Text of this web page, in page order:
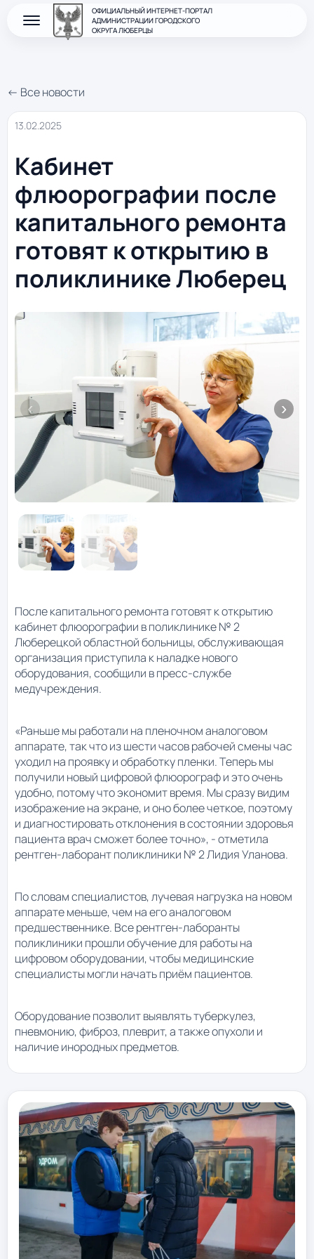
ОФИЦИАЛЬНЫЙ ИНТЕРНЕТ-ПОРТАЛ
АДМИНИСТРАЦИИ ГОРОДСКОГО
ОКРУГА ЛЮБЕРЦЫ
← Все новости
13.02.2025
Кабинет
флюорографии после
капитального ремонта
готовят к открытию в
поликлинике Люберец
После капитального ремонта готовят к открытию
кабинет флюорографии в поликлинике № 2
Люберецкой областной больницы, обслуживающая
организация приступила к наладке нового
оборудования, сообщили в пресс-службе
медучреждения.
«Раньше мы работали на пленочном аналоговом
аппарате, так что из шести часов рабочей смены час
уходил на проявку и обработку пленки. Теперь мы
получили новый цифровой флюорограф и это очень
удобно, потому что экономит время. Мы сразу видим
изображение на экране, и оно более четкое, поэтому
и диагностировать отклонения в состоянии здоровья
пациента врач сможет более точно», - отметила
рентген-лаборант поликлиники № 2 Лидия Уланова.
По словам специалистов, лучевая нагрузка на новом
аппарате меньше, чем на его аналоговом
предшественнике. Все рентген-лаборанты
поликлиники прошли обучение для работы на
цифровом оборудовании, чтобы медицинские
специалисты могли начать приём пациентов.
Оборудование позволит выявлять туберкулез,
пневмонию, фиброз, плеврит, а также опухоли и
наличие инородных предметов.